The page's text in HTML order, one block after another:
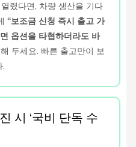
렸다면, 차량 생산을 기다
“보조금 신청 즉시 출고 가
옵션을 타협하더라도 바
두세요. 빠른 출고만이 보
.
시 ‘국비 단독 수